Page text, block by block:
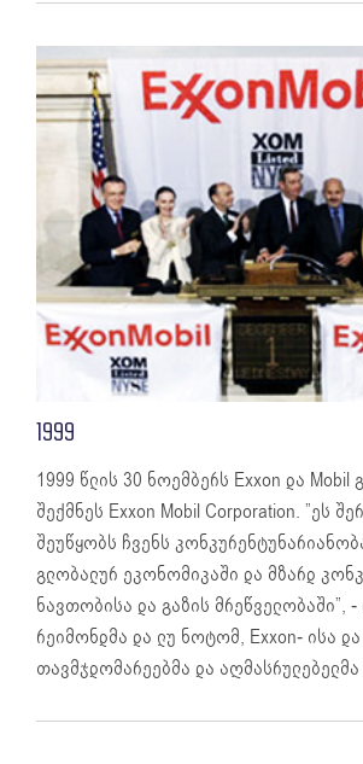
1999
1999 წლის 30 ნოემბერს Exxon და Mobil
შექმნეს Exxon Mobil Corporation. ”ეს
შეუწყობს ჩვენს
გლობალურ ეკონომიკაში და მზარდ
ნავთობისა და გაზის მრეწველობაში”,
რეიმონდმა და ლუ ნოტომ, Exxon- ისა და
თავმჯდომარეებმა და